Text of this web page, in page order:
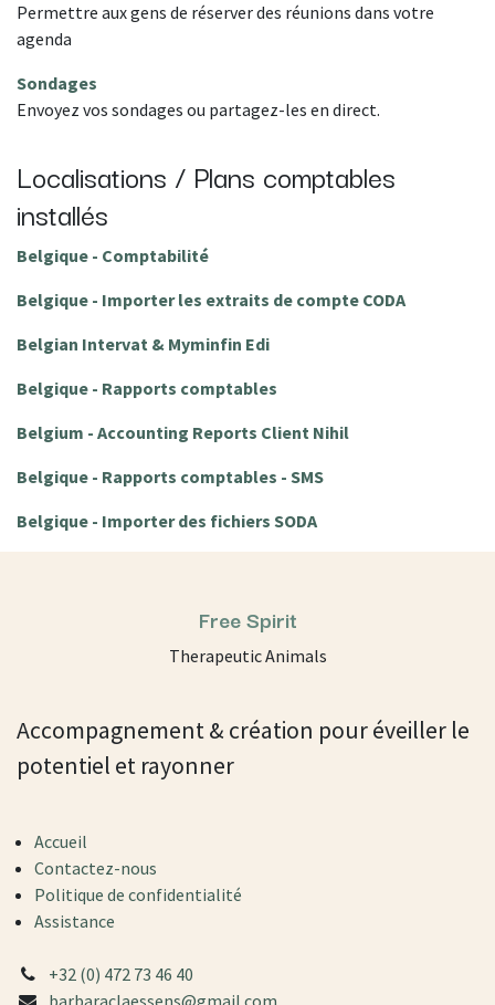
Permettre aux gens de réserver des réunions dans votre
agenda
Sondages
Envoyez vos sondages ou partagez-les en direct.
Localisations / Plans comptables
installés
Belgique - Comptabilité
Belgique - Importer les extraits de compte CODA
Belgian Intervat & Myminfin Edi
Belgique - Rapports comptables
Belgium - Accounting Reports Client Nihil
Belgique - Rapports comptables - SMS
Belgique - Importer des fichiers SODA
Free Spirit
Therapeutic Animals
Accompagnement & création pour éveiller le
potentiel et rayonner
Accueil
Contactez-nous
Politique de confidentialité
Assistance
+32 (0) 472 73 46 40